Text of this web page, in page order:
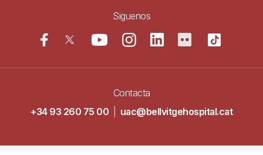
Siguenos
Contacta
+34 93 260 75 00
uac@bellvitgehospital.cat